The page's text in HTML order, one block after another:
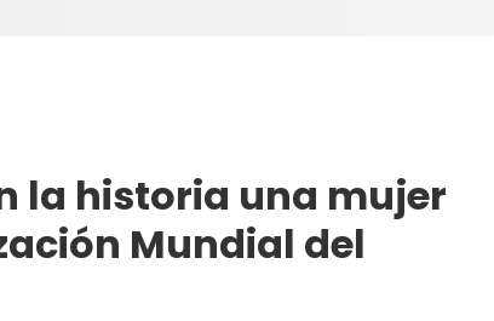
la historia una mujer
Mundial del